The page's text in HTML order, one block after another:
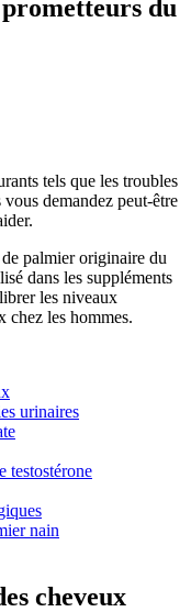
du
tels que les troubles
demandez peut-être
palmier originaire du
dans les suppléments
les niveaux
chez les hommes.
urinaires
testostérone
nain
cheveux